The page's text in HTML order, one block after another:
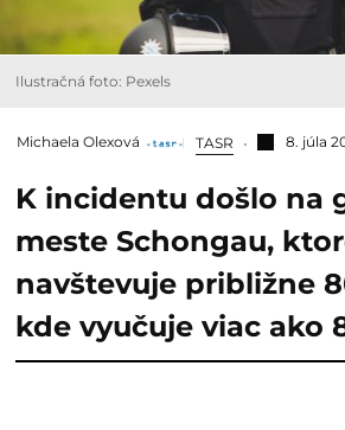
Ilustračná foto: Pexels
Michaela Olexová TASR 8. júla
K incidentu došlo na
meste Schongau,
navštevuje približne
kde vyučuje viac ako